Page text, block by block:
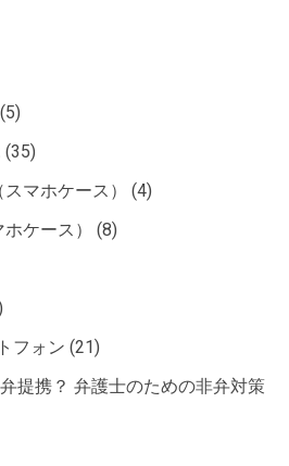
(5)
(35)
マホケース）
(4)
ケース）
(8)
フォン (21)
提携？ 弁護士のための非弁対策